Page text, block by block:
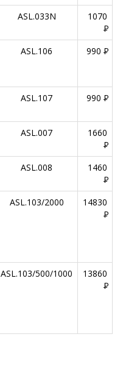
ASL.033N
1070
P
ASL.106 990P
ASL.107 990P
ASL.007
1660
P
ASL.008
1460
P
ASL.103/2000
14830
P
ASL.103/500/1000
13860
P